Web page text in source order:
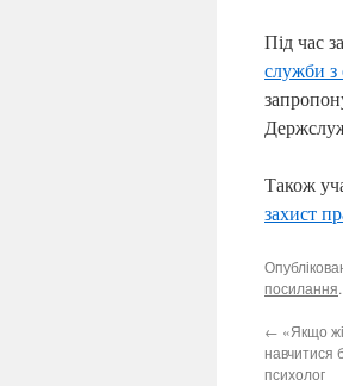
Під час
служби з
Також
захист
посилання.
← «Якщо
навчитися
психолог